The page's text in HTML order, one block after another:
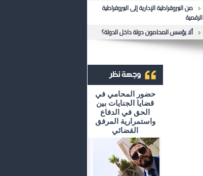
من البيروقراطية الإدارية إلى البيروقراطية
الرقمية
ألا يؤسس المحامون دولة داخل الدولة؟
حضور المحامي في
قضايا الجنايات بين
الحق في الدفاع
واستمرارية المرفق
القضائي